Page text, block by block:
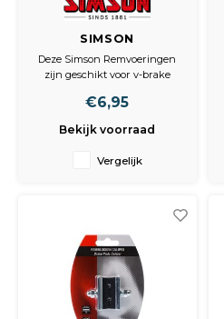
SIMSON
Remvoeringen voor
v-brake 2st.
Deze Simson Remvoeringen
zijn geschikt voor v-brake
remvoering hebben een
geleverd per 2 stuks. Inclusief
€6,95
Bekijk voorraad
Vergelijk